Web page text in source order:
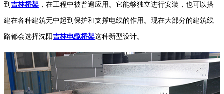
到 吉林桥架 ，在工程中被普遍应用。它能够独立进行安装，也可以搭
建在各种建筑无中起到保护和支撑电线的作用。现在大部分的建筑线
路都会选择沈阳吉林电缆桥架这种新型设计。